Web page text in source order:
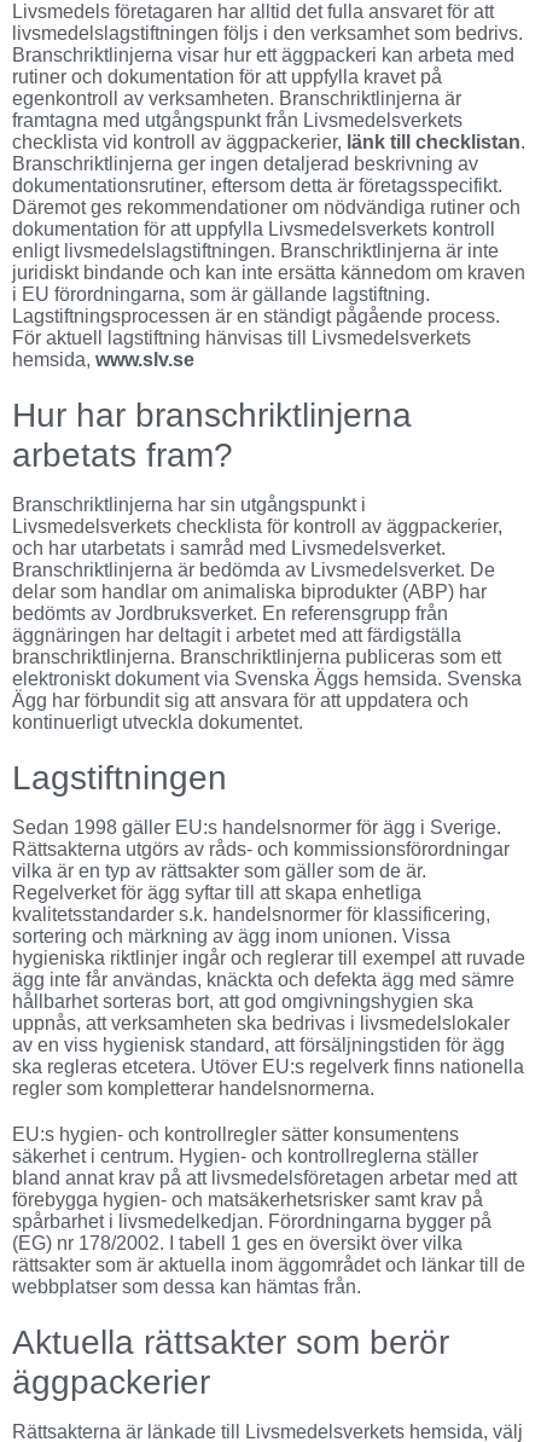
Livsmedels företagaren har alltid det fulla ansvaret för att
livsmedelslagstiftningen följs i den verksamhet som bedrivs.
Branschriktlinjerna visar hur ett äggpackeri kan arbeta med
rutiner och dokumentation för att uppfylla kravet på
egenkontroll av verksamheten. Branschriktlinjerna är
framtagna med utgångspunkt från Livsmedelsverkets
checklista vid kontroll av äggpackerier, länk till checklistan.
Branschriktlinjerna ger ingen detaljerad beskrivning av
dokumentationsrutiner, eftersom detta är företagsspecifikt.
Däremot ges rekommendationer om nödvändiga rutiner och
dokumentation för att uppfylla Livsmedelsverkets kontroll
enligt livsmedelslagstiftningen. Branschriktlinjerna är inte
juridiskt bindande och kan inte ersätta kännedom om kraven
i EU förordningarna, som är gällande lagstiftning.
Lagstiftningsprocessen är en ständigt pågående process.
För aktuell lagstiftning hänvisas till Livsmedelsverkets
hemsida, www.slv.se
Hur har branschriktlinjerna
arbetats fram?
Branschriktlinjerna har sin utgångspunkt i
Livsmedelsverkets checklista för kontroll av äggpackerier,
och har utarbetats i samråd med Livsmedelsverket.
Branschriktlinjerna är bedömda av Livsmedelsverket. De
delar som handlar om animaliska biprodukter (ABP) har
bedömts av Jordbruksverket. En referensgrupp från
äggnäringen har deltagit i arbetet med att färdigställa
branschriktlinjerna. Branschriktlinjerna publiceras som ett
elektroniskt dokument via Svenska Äggs hemsida. Svenska
Ägg har förbundit sig att ansvara för att uppdatera och
kontinuerligt utveckla dokumentet.
Lagstiftningen
Sedan 1998 gäller EU:s handelsnormer för ägg i Sverige.
Rättsakterna utgörs av råds- och kommissionsförordningar
vilka är en typ av rättsakter som gäller som de är.
Regelverket för ägg syftar till att skapa enhetliga
kvalitetsstandarder s.k. handelsnormer för klassificering,
sortering och märkning av ägg inom unionen. Vissa
hygieniska riktlinjer ingår och reglerar till exempel att ruvade
ägg inte får användas, knäckta och defekta ägg med sämre
hållbarhet sorteras bort, att god omgivningshygien ska
uppnås, att verksamheten ska bedrivas i livsmedelslokaler
av en viss hygienisk standard, att försäljningstiden för ägg
ska regleras etcetera. Utöver EU:s regelverk finns nationella
regler som kompletterar handelsnormerna.
EU:s hygien- och kontrollregler sätter konsumentens
säkerhet i centrum. Hygien- och kontrollreglerna ställer
bland annat krav på att livsmedelsföretagen arbetar med att
förebygga hygien- och matsäkerhetsrisker samt krav på
spårbarhet i livsmedelkedjan. Förordningarna bygger på
(EG) nr 178/2002. I tabell 1 ges en översikt över vilka
rättsakter som är aktuella inom äggområdet och länkar till de
webbplatser som dessa kan hämtas från.
Aktuella rättsakter som berör
äggpackerier
Rättsakterna är länkade till Livsmedelsverkets hemsida, välj